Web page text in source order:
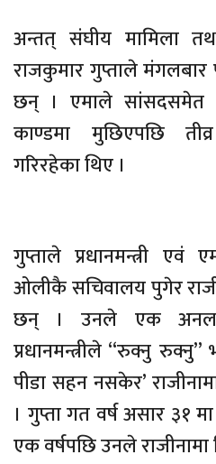
अन्तत् संघीय मामिला तथा
राजकुमार गुप्ताले मंगलबार
छन् । एमाले सांसदसमेत
काण्डमा मुछिएपछि
गरिरहेका थिए ।
गुप्ताले प्रधानमन्त्री एवं
ओलीकै सचिवालय पुगेर
छन् । उनले एक
प्रधानमन्त्रीले “रुक्नु
पीडा सहन नसकेर’
। गुप्ता गत वर्ष असार ३१
एक वर्षपछि उनले राजीनामा